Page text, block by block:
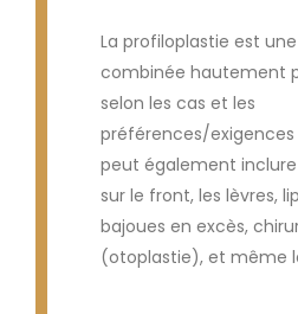
La profiloplastie est
combinée hautement
selon les cas et les
préférences/
peut également
sur le front, les lèvres,
bajoues en excès,
(otoplastie), et même